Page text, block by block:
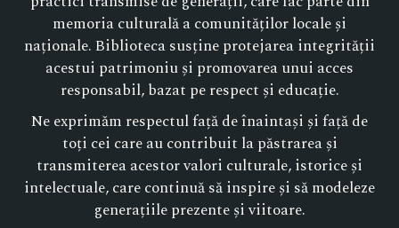
memoria culturală a comunităților locale și
naționale. Biblioteca susține protejarea integrității
acestui patrimoniu și promovarea unui acces
responsabil, bazat pe respect și educație.
Ne exprimăm respectul față de înaintași și față de
toți cei care au contribuit la păstrarea și
transmiterea acestor valori culturale, istorice și
intelectuale, care continuă să inspire și să modeleze
generațiile prezente și viitoare.